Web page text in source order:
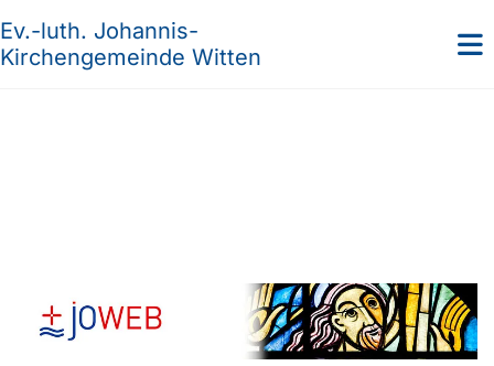
Ev.-luth. Johannis-
Kirchengemeinde Witten